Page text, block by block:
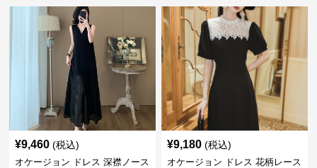
¥9,460 (税込)
オケージョン ドレス 深襟ノース
¥9,180 (税込)
オケージョン ドレス 花柄レース